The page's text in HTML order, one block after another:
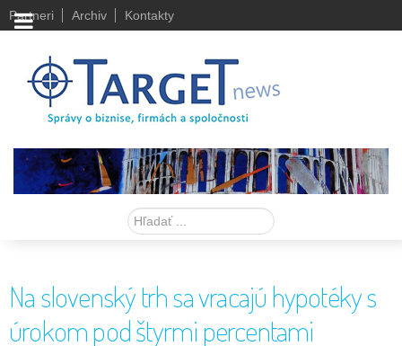
Partneri Archiv Kontakty
Hľadať
Na slovenský trh sa vracajú hypotéky s
úrokom pod štyrmi percentami